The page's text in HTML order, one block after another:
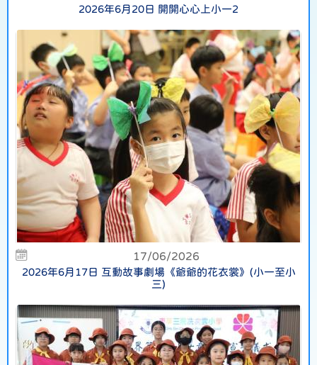
2026年6月20日 開開心心上小一2
17/06/2026
2026年6月17日 互動故事劇場《爺爺的花衣裳》(小一至小
三)